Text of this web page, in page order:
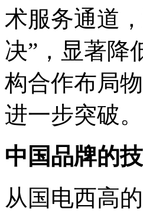
术服务通道
决”，显著降
构合作布局
进一步突破。
中国品牌的
从国电西高